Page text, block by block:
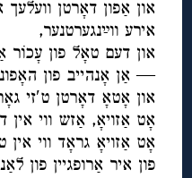
און אַפון דאָרטן
אירע ווײַנגערטנער,
און דעם טאָל פון
— אַן אָנהייב פון
און אָטאָ דאָרטן ט′זי
אָט אַזויאָ, אַזש ווי אין
אָט אַזויאָ גראָד ווי אין
פון איר אַרופגיין פון